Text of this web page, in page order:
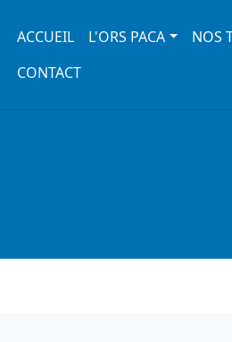
Main navigation
ACCUEIL L'ORS PACA NOS
CONTACT